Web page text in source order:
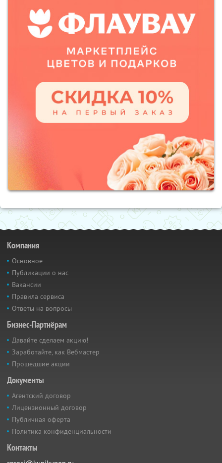
Компания
Основное
Публикации о нас
Вакансии
Правила сервиса
Ответы на вопросы
Бизнес-Партнёрам
Давайте сделаем акцию!
Заработайте, как Вебмастер
Прошедшие акции
Документы
Агентский договор
Лицензионный договор
Публичная оферта
Политика конфиденциальности
Контакты